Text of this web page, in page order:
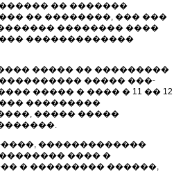
�� �������
�� ��������, ��� ���
�������� ����
�������������
����� �� ���������
����� ���-
����� � ���� � 11 �� 12
���������
����� �����
�������������
���� �
� ��������� ������,